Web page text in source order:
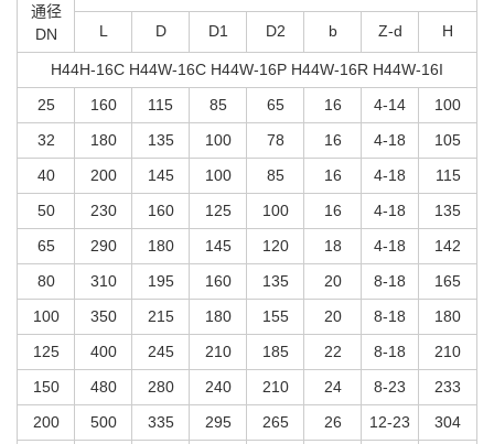
通径
DN
L D D1 D2 b Z-d H
H44H-16C H44W-16C H44W-16P H44W-16R H44W-16I
25
160 115 85 65 16 4-14
100
32
180 135 100 78 16 4-18
105
40
200 145 100 85 16 4-18
115
50
230 160 125 100 16 4-18
135
65
290 180 145 120 18 4-18
142
80
310 195 160 135 20 8-18
165
100
350 215 180 155 20 8-18
180
125
400 245 210 185 22 8-18
210
150
480 280 240 210 24 8-23
233
200
500 335 295 265 26 12-23
304